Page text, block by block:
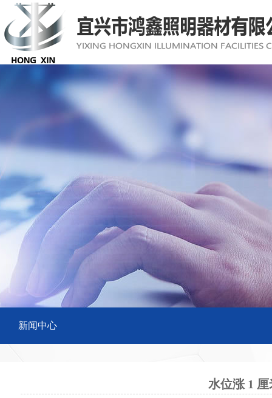
新闻中心
水位涨 1